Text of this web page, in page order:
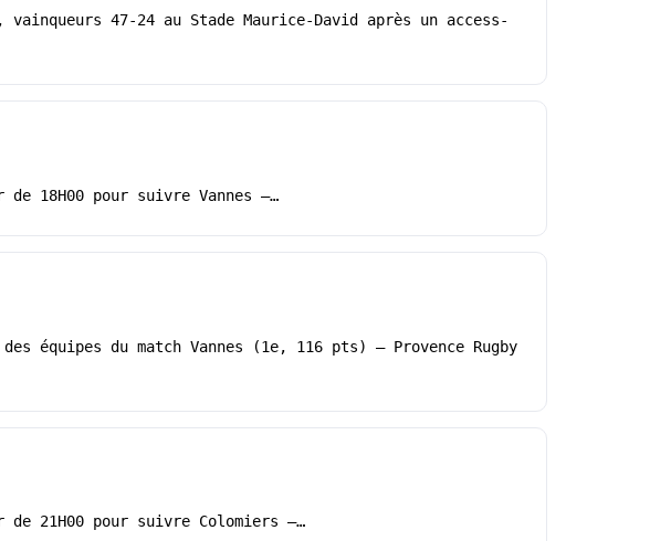
47-24 au Stade Maurice-David après un access-
18H00 pour suivre Vannes –…
équipes du match Vannes (1e, 116 pts) – Provence Rugby
21H00 pour suivre Colomiers –…